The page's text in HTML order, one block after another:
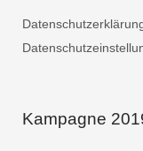
Kampagne